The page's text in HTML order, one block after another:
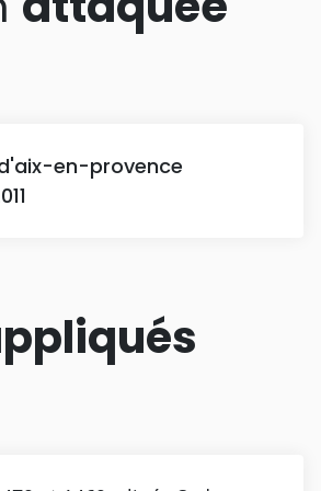
en-provence